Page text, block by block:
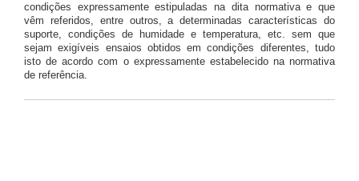
condições expressamente estipuladas na dita normativa e que
vêm referidos, entre outros, a determinadas características do
suporte, condições de humidade e temperatura, etc. sem que
sejam exigíveis ensaios obtidos em condições diferentes, tudo
isto de acordo com o expressamente estabelecido na normativa
de referência.